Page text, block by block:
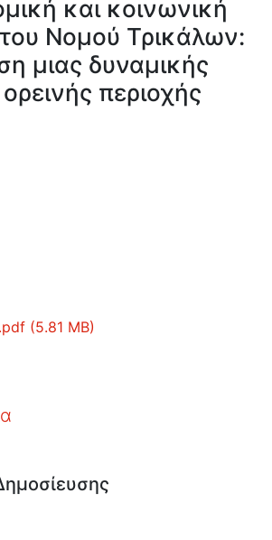
και κοινωνική
Νομού Τρικάλων:
μιας δυναμικής
περιοχής
(5.81 MB)